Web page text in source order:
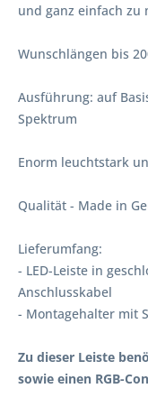
und ganz einfach zu
Wunschlängen bis
Ausführung: auf
Spektrum
Enorm leuchtstark
Qualität - Made in
Lieferumfang:
- LED-Leiste in
Anschlusskabel
- Montagehalter mit
Zu dieser Leiste
sowie einen RGB-